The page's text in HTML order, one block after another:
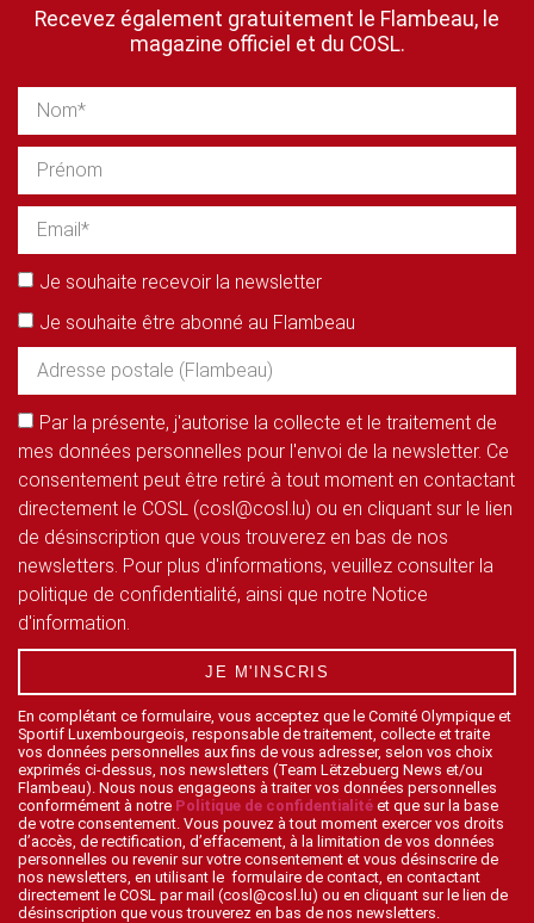
Recevez également gratuitement le Flambeau, le
magazine officiel et du COSL.
Je souhaite recevoir la newsletter
Je souhaite être abonné au Flambeau
Par la présente, j'autorise la collecte et le traitement de
mes données personnelles pour l'envoi de la newsletter. Ce
consentement peut être retiré à tout moment en contactant
directement le COSL (cosl@cosl.lu) ou en cliquant sur le lien
de désinscription que vous trouverez en bas de nos
newsletters. Pour plus d'informations, veuillez consulter la
politique de confidentialité, ainsi que notre Notice
d'information.
JE M'INSCRIS
En complétant ce formulaire, vous acceptez que le Comité Olympique et
Sportif Luxembourgeois, responsable de traitement, collecte et traite
vos données personnelles aux fins de vous adresser, selon vos choix
exprimés ci-dessus, nos newsletters (Team Lëtzebuerg News et/ou
Flambeau). Nous nous engageons à traiter vos données personnelles
conformément à notre Politique de confidentialité et que sur la base
de votre consentement. Vous pouvez à tout moment exercer vos droits
d’accès, de rectification, d’effacement, à la limitation de vos données
personnelles ou revenir sur votre consentement et vous désinscrire de
nos newsletters, en utilisant le formulaire de contact, en contactant
directement le COSL par mail (cosl@cosl.lu) ou en cliquant sur le lien de
désinscription que vous trouverez en bas de nos newsletters.